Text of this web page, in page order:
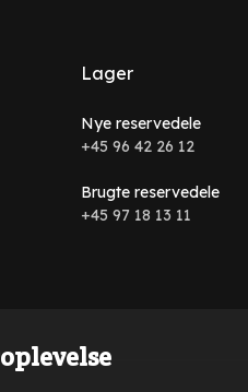
Lager
Nye reservedele
+45 96 42 26 12
Brugte reservedele
+45 97 18 13 11